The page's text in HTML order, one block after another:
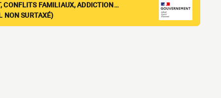
CONFLITS FAMILIAUX, ADDICTION…
NON SURTAXÉ)